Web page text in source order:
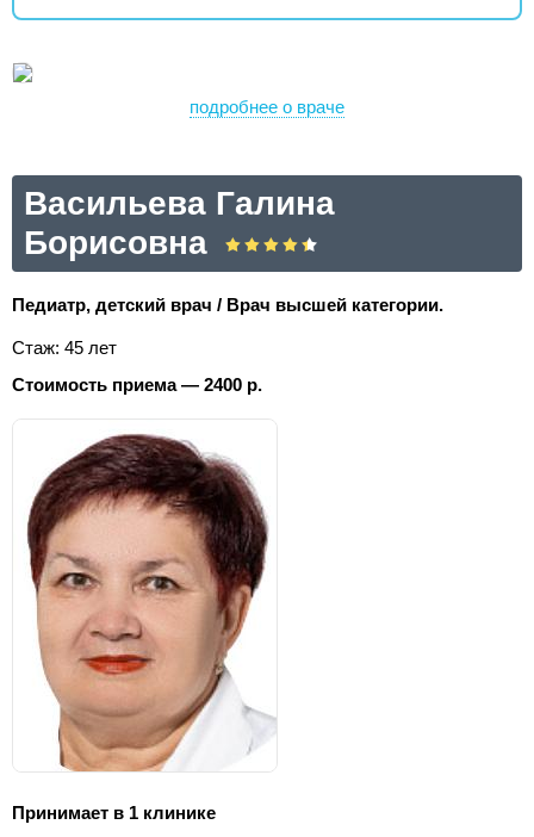
подробнее о враче
Васильева Галина
Борисовна
Педиатр, детский врач / Врач высшей категории.
Стаж: 45 лет
Стоимость приема — 2400 р.
Принимает в 1 клинике